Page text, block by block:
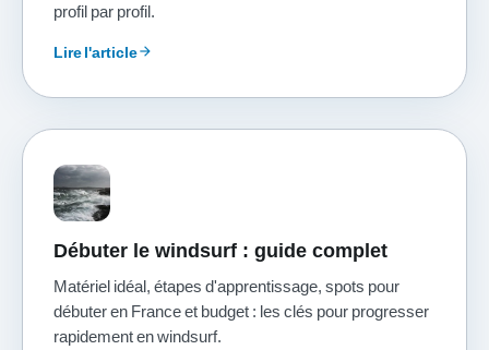
profil par profil.
Lire l'articlearrow_forward
Débuter le windsurf : guide complet
Matériel idéal, étapes d'apprentissage, spots pour
débuter en France et budget : les clés pour progresser
rapidement en windsurf.